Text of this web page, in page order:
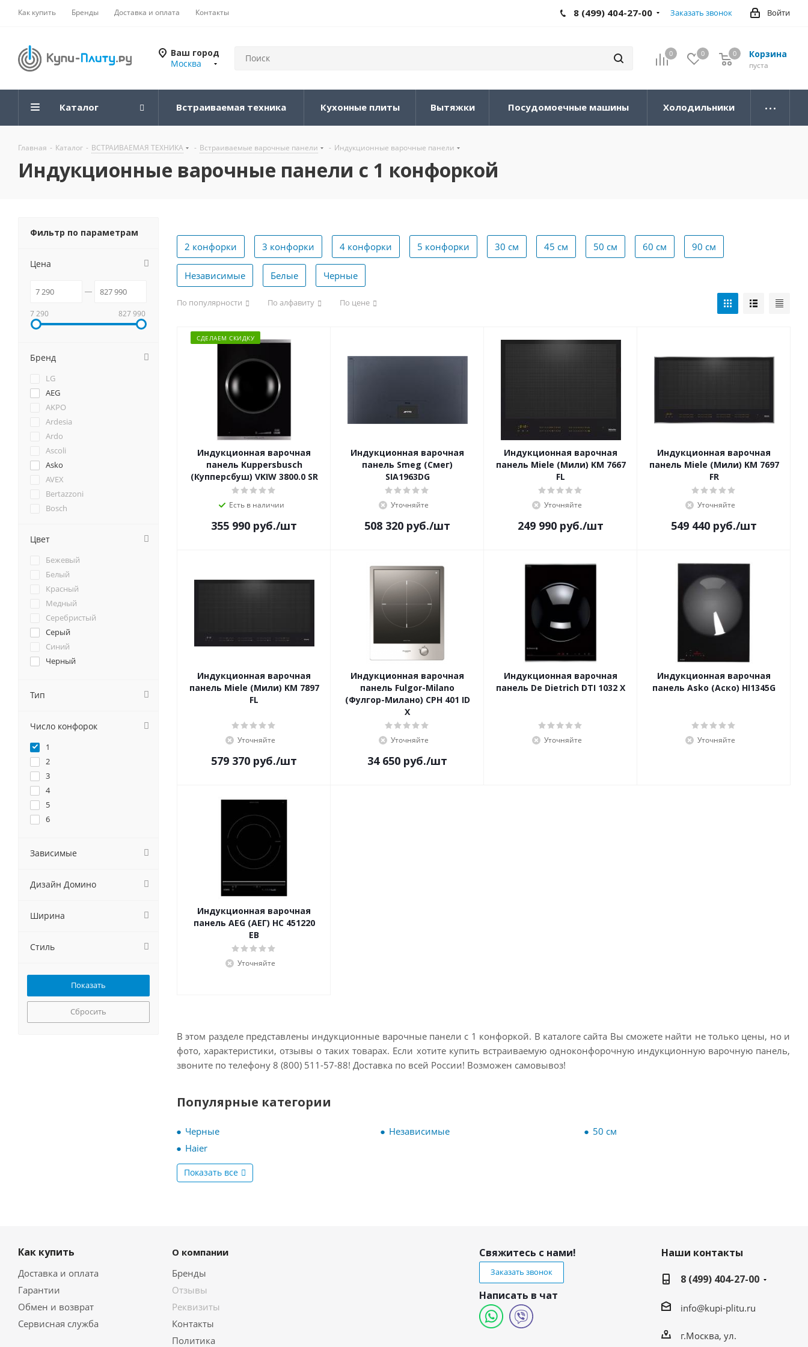
Как купить Бренды Доставка и оплата Контакты Войти
8 (499) 404-27-00 Заказать звонок
Ваш город
Москва
0 0 Корзина
0
пуста
0
Каталог Встраиваемая техника Кухонные плиты Вытяжки Посудомоечные машины Холодильники
Главная - Каталог - ВСТРАИВАЕМАЯ ТЕХНИКА - Встраиваемые варочные панели - Индукционные варочные панели
Индукционные варочные панели с 1 конфоркой
2 конфорки 3 конфорки 4 конфорки 5 конфорки 30 см 45 см 50 см 60 см 90 см
Независимые Белые Черные
По популярности По алфавиту По цене
СДЕЛАЕМ СКИДКУ
Индукционная варочная
панель Kuppersbusch
(Купперсбуш) VKIW 3800.0 SR
Есть в наличии
355 990 руб./шт
Индукционная варочная
панель Smeg (Смег)
SIA1963DG
Уточняйте
508 320 руб./шт
Индукционная варочная
панель Miele (Мили) KM 7667
FL
Уточняйте
249 990 руб./шт
Индукционная варочная
панель Miele (Мили) KM 7697
FR
Уточняйте
549 440 руб./шт
Индукционная варочная
панель Miele (Мили) KM 7897
FL
Уточняйте
579 370 руб./шт
Индукционная варочная
панель Fulgor-Milano
(Фулгор-Милано) CPH 401 ID
X
Уточняйте
34 650 руб./шт
Индукционная варочная
панель De Dietrich DTI 1032 X
Уточняйте
Индукционная варочная
панель Asko (Аско) HI1345G
Уточняйте
Индукционная варочная
панель AEG (АЕГ) HC 451220
EB
Уточняйте
В этом разделе представлены индукционные варочные панели с 1 конфоркой. В каталоге сайта Вы сможете найти не только цены, но и
фото, характеристики, отзывы о таких товарах. Если хотите купить встраиваемую одноконфорочную индукционную варочную панель,
звоните по телефону 8 (800) 511-57-88! Доставка по всей России! Возможен самовывоз!
Популярные категории
Черные Независимые
50 см
Haier
Показать все
Фильтр по параметрам
Цена
7 290 827 990
Бренд
LG
AEG
AKPO
Ardesia
Ardo
Ascoli
Asko
AVEX
Bertazzoni
Bosch
Candy
Darina
De Dietrich
DeLonghi
Delvento
Electrolux
Electronicsdeluxe
Elica
Evelux
Fornelli
Franke
Fulgor-Milano
GEFEST
Ginzzu
Gorenje
GRAUDE
HEBERMANN
HOMSair
Jackys
Kuchenchef
Kuppersberg
Kuppersbusch
Samsung
Schaub Lorenz
Siemens
Teka
Цвет
Бежевый
Белый
Красный
Медный
Серебристый
Серый
Синий
Черный
Тип
Число конфорок
1
2
3
4
5
6
Зависимые
Дизайн Домино
Ширина
Стиль
Сбросить
Как купить
Доставка и оплата
Гарантии
Обмен и возврат
Сервисная служба
О компании
Бренды
Отзывы
Реквизиты
Контакты
Политика
Свяжитесь с нами!
Заказать звонок
Написать в чат
Наши контакты
8 (499) 404-27-00
info@kupi-plitu.ru
г.Москва, ул.